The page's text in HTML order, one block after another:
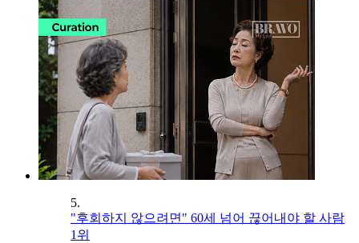
5.
"후회하지 않으려면" 60세 넘어 끊어내야 할 사람
1위